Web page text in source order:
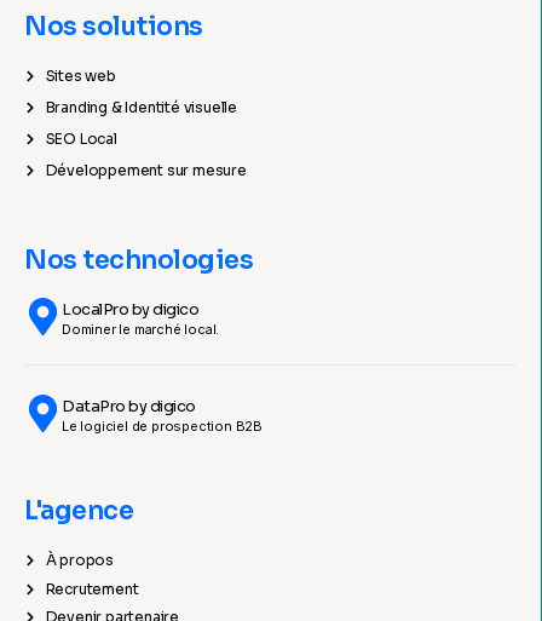
Nos solutions
Sites web
Branding & Identité visuelle
SEO Local
Développement sur mesure
Nos technologies
LocalPro by digico
Dominer le marché local.
DataPro by digico
Le logiciel de prospection B2B
L'agence
À propos
Recrutement
Devenir partenaire